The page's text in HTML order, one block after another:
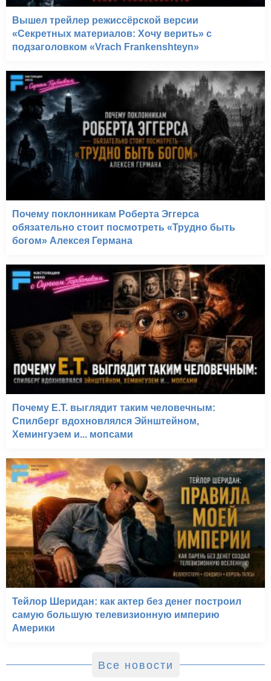
Большой куш (2000)
Вышел трейлер режиссёрской версии
«Секретных материалов: Хочу верить» с
подзаголовком «Vrach Frankenshteyn»
Почему поклонникам Роберта Эггерса
обязательно стоит посмотреть «Трудно быть
богом» Алексея Германа
Почему E.T. выглядит таким человечным:
Спилберг вдохновлялся Эйнштейном,
Хемингуэем и... мопсами
Тейлор Шеридан: как актер без денег построил
самую большую телевизионную империю
Америки
Все новости